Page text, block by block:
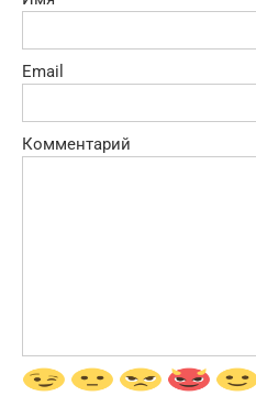
Email
Комментарий